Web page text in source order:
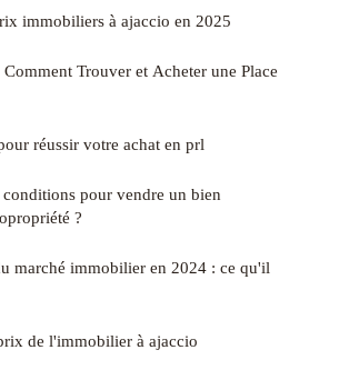
immobiliers à ajaccio en 2025
Trouver et Acheter une Place
réussir votre achat en prl
conditions pour vendre un bien
?
marché immobilier en 2024 : ce qu'il
de l'immobilier à ajaccio